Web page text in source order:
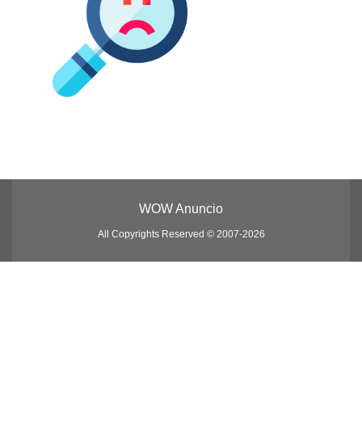
WOW Anuncio
All Copyrights Reserved © 2007-2026